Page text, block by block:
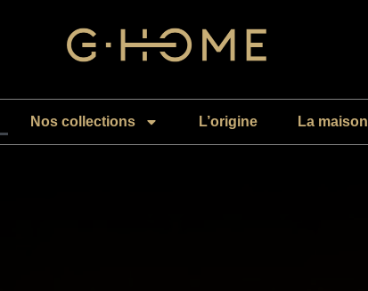
Nos collections L’origine La maison